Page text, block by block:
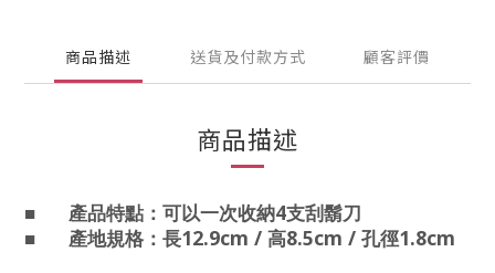
商品描述 送貨及付款方式 顧客評價
商品描述
■ 產品特點： 可以一次收納4支刮鬍刀
■ 產地規格： 長12.9cm / 高8.5cm / 孔徑1.8cm